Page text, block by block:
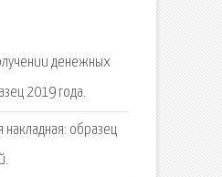
денежных
2019 года.
накладная: образец